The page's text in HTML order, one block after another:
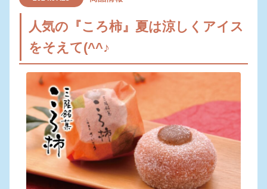
人気の『ころ柿』夏は涼しくアイス
をそえて(^^♪